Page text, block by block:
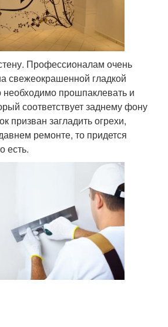
Профессионалам очень
свежеокрашенной гладкой
необходимо прошпаклевать и
соответствует заднему фону
призван загладить огрехи,
ремонте, то придется
есть.